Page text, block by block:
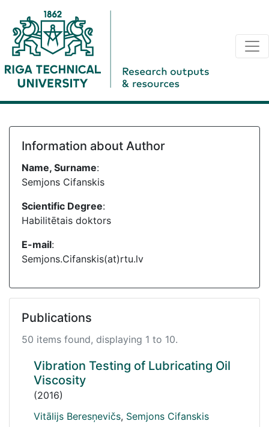
Information about Author
Name, Surname:
Semjons Cifanskis
Scientific Degree:
Habilitētais doktors
E-mail:
Semjons.Cifanskis(at)rtu.lv
Publications
50 items found, displaying 1 to 10.
Vibration Testing of Lubricating Oil
Viscosity
(2016)
Vitālijs Beresņevičs, Semjons Cifanskis